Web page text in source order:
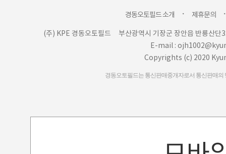
경동오토필드 소개 ㆍ 제휴문의
(주) KPE 경동오토필드
부산광역시 기장군 장안읍 반룡산단
E-mail :
Copyrights (c) 2020
경동오토필드는 통신판매중개자로서 통신판매의